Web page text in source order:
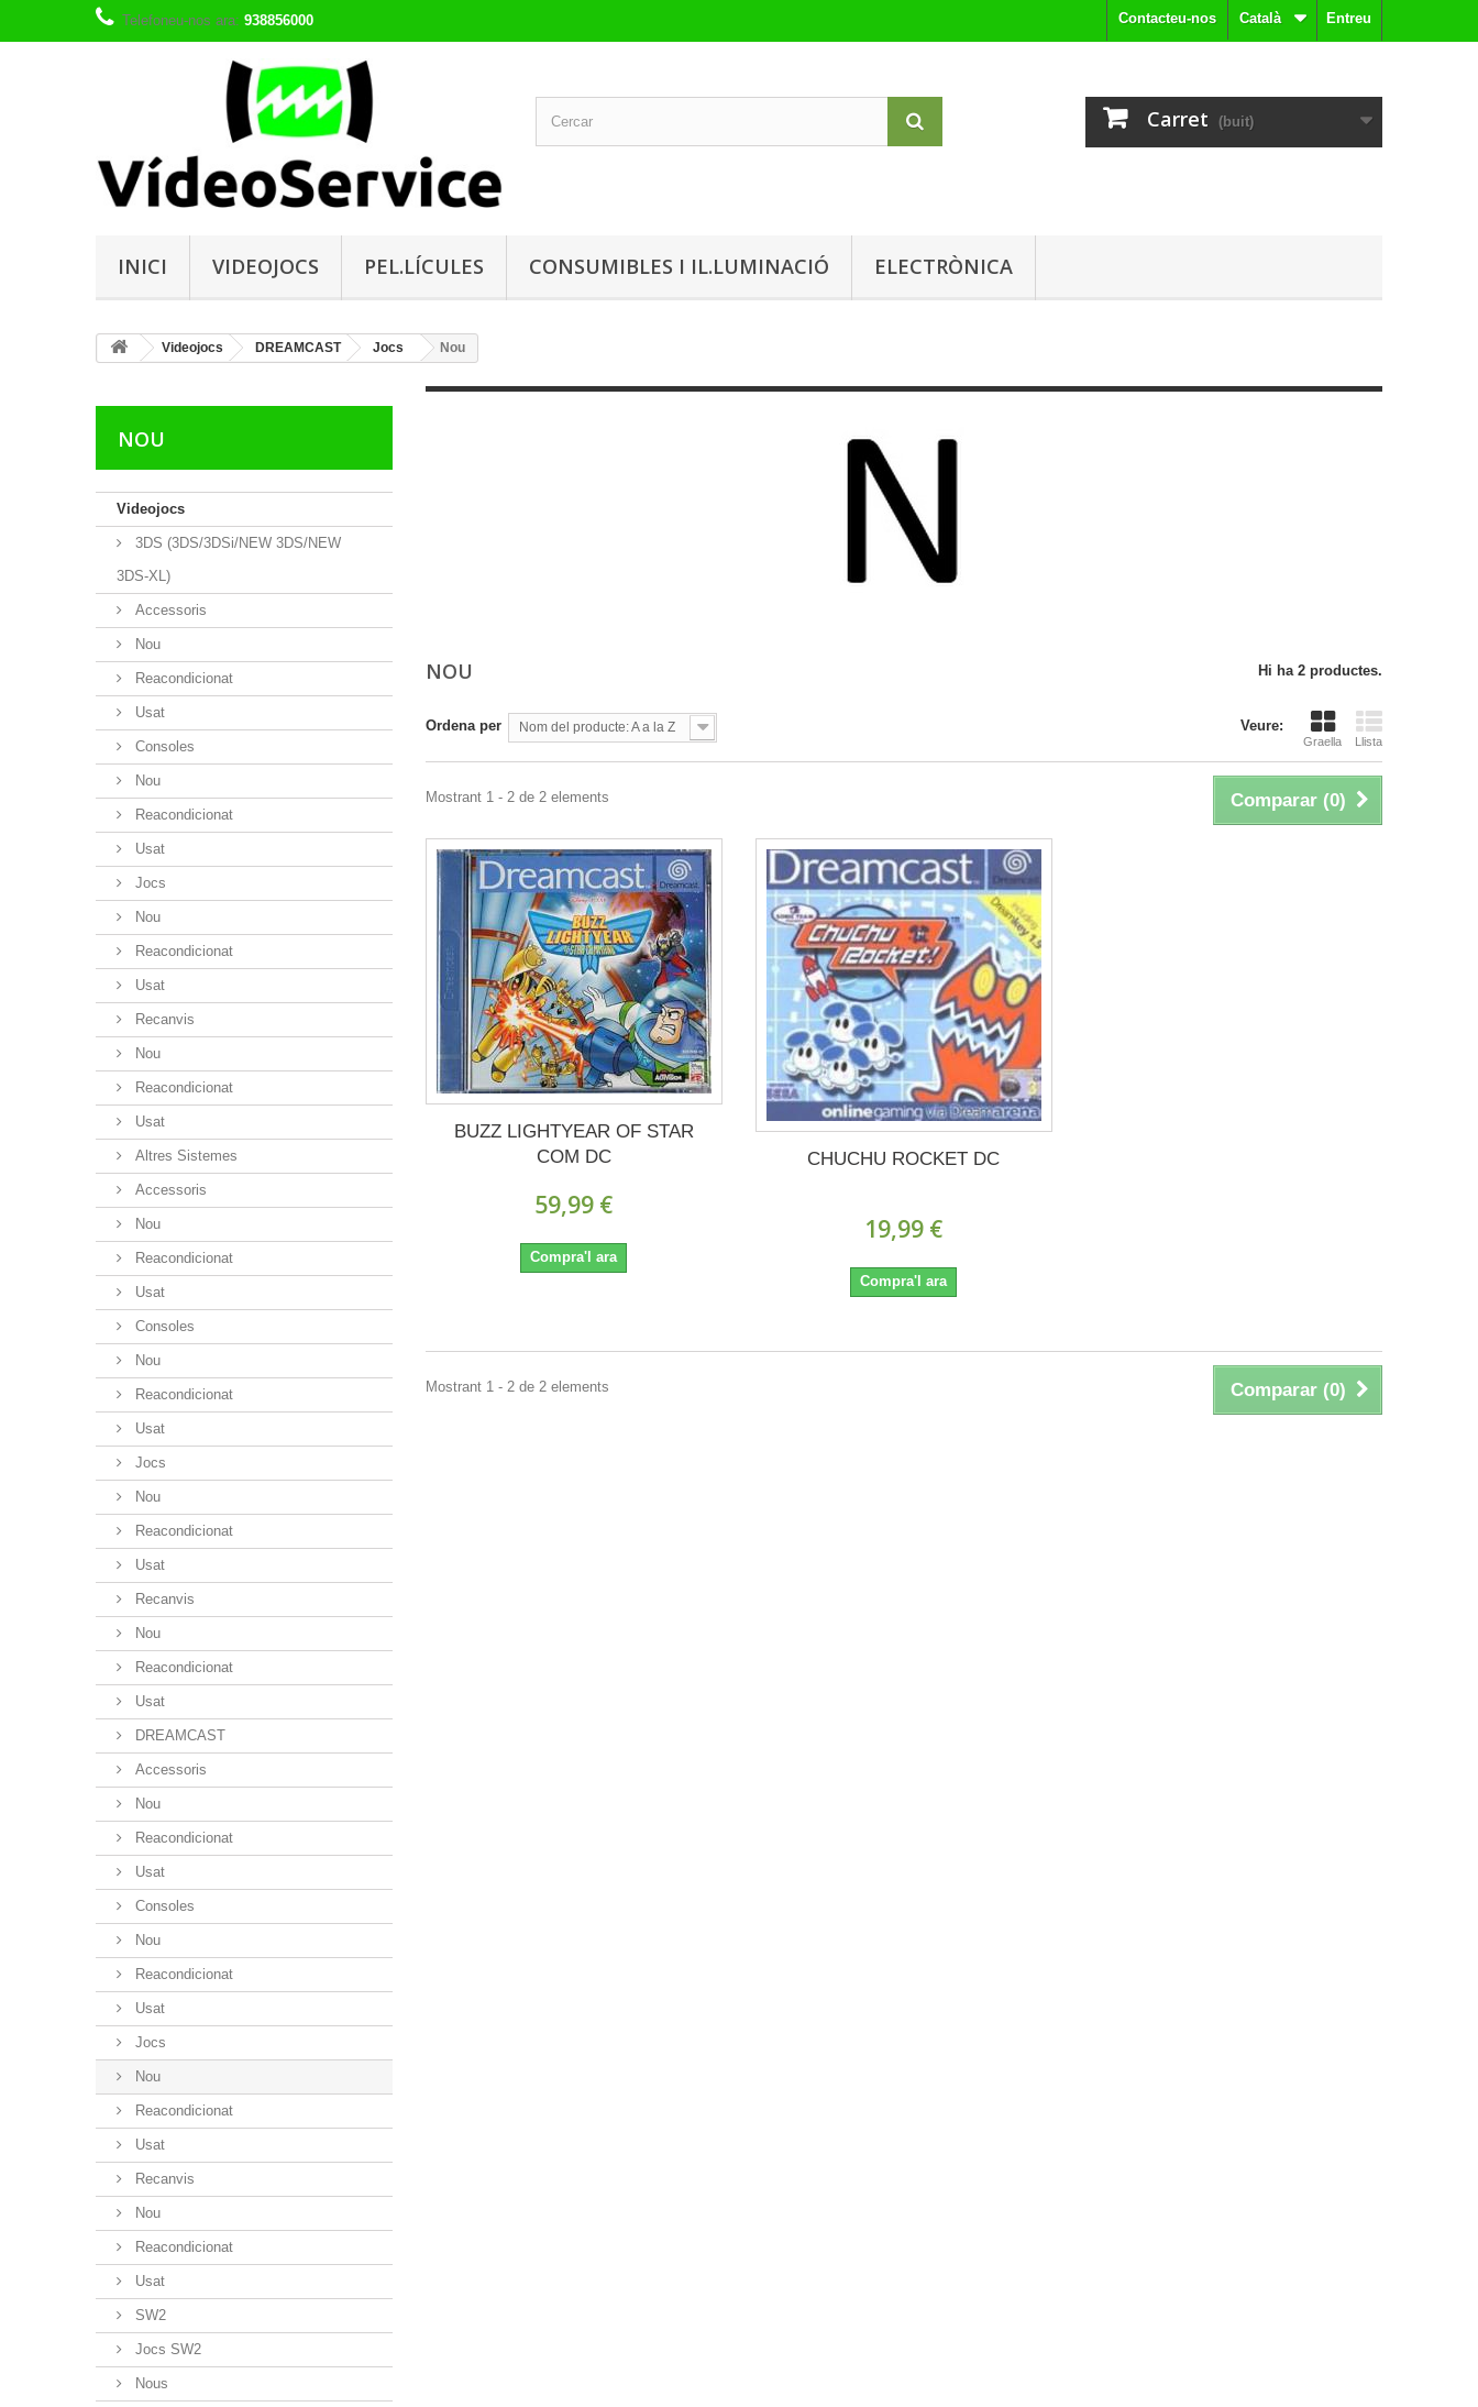
Entreu
Català
Contacteu-nos
Telefoneu-nos ara: 938856000
Carret (buit)
INICI VIDEOJOCS PEL.LÍCULES CONSUMIBLES I IL.LUMINACIÓ ELECTRÒNICA
Videojocs DREAMCAST Jocs Nou
NOU
Videojocs
3DS (3DS/3DSi/NEW 3DS/NEW
3DS-XL)
Accessoris
Nou
Reacondicionat
Usat
Consoles
Nou
Reacondicionat
Usat
Jocs
Nou
Reacondicionat
Usat
Recanvis
Nou
Reacondicionat
Usat
Altres Sistemes
Accessoris
Nou
Reacondicionat
Usat
Consoles
Nou
Reacondicionat
Usat
Jocs
Nou
Reacondicionat
Usat
Recanvis
Nou
Reacondicionat
Usat
DREAMCAST
Accessoris
Nou
Reacondicionat
Usat
Consoles
Nou
Reacondicionat
Usat
Jocs
Nou
Reacondicionat
Usat
Recanvis
Nou
Reacondicionat
Usat
SW2
Jocs SW2
Nous
NOU Hi ha 2 productes.
Veure:
Graella Llista
Ordena per Nom del producte: A a la Z
Comparar (0)
Mostrant 1 - 2 de 2 elements
BUZZ LIGHTYEAR OF STAR
COM DC
59,99 €
Compra'l ara
CHUCHU ROCKET DC
19,99 €
Compra'l ara
Comparar (0)
Mostrant 1 - 2 de 2 elements